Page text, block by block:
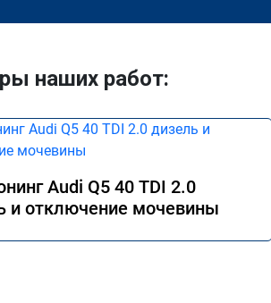
наших работ:
Audi Q5 40 TDI 2.0
и отключение мочевины